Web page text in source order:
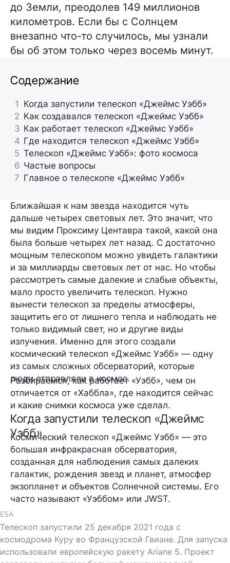
до Земли, преодолев 149 миллионов
километров. Если бы с Солнцем
внезапно что-то случилось, мы узнали
бы об этом только через восемь минут.
Содержание
1 Когда запустили телескоп «Джеймс Уэбб»
2 Как создавался телескоп «Джеймс Уэбб»
3 Как работает телескоп «Джеймс Уэбб»
4 Где находится телескоп «Джеймс Уэбб»
5 Телескоп «Джеймс Уэбб»: фото космоса
6 Частые вопросы
7 Главное о телескопе «Джеймс Уэбб»
Ближайшая к нам звезда находится чуть
дальше четырех световых лет. Это значит, что
мы видим Проксиму Центавра такой, какой она
была больше четырех лет назад. С достаточно
мощным телескопом можно увидеть галактики
и за миллиарды световых лет от нас. Но чтобы
рассмотреть самые далекие и слабые объекты,
мало просто увеличить телескоп. Нужно
вынести телескоп за пределы атмосферы,
защитить его от лишнего тепла и наблюдать не
только видимый свет, но и другие виды
излучения. Именно для этого создали
космический телескоп «Джеймс Уэбб» — одну
из самых сложных обсерваторий, которые
люди отправляли в космос.
Разбираемся, как работает «Уэбб», чем он
отличается от «Хаббла», где находится сейчас
и какие снимки космоса уже сделал.
Когда запустили телескоп «Джеймс
Уэбб»
Космический телескоп «Джеймс Уэбб» — это
большая инфракрасная обсерватория,
созданная для наблюдения самых далеких
галактик, рождения звезд и планет, атмосфер
экзопланет и объектов Солнечной системы. Его
часто называют «Уэббом» или JWST.
ESA
Телескоп запустили 25 декабря 2021 года с
космодрома Куру во Французской Гвиане. Для запуска
использовали европейскую ракету Ariane 5. Проект